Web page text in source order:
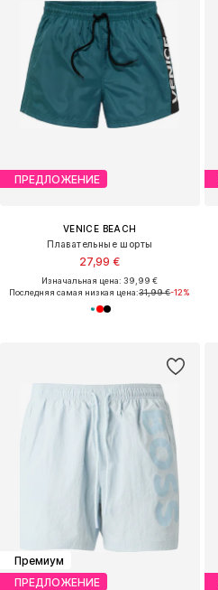
ПРЕДЛОЖЕНИЕ
VENICE BEACH
Плавательные шорты
27,99 €
Изначальная цена: 39,99 €
Последняя самая низкая цена:31,99 €-12%
Премиум
ПРЕДЛОЖЕНИЕ